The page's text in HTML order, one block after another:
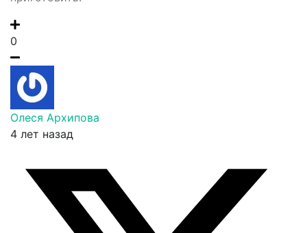
0
Олеся Архипова
4 лет назад